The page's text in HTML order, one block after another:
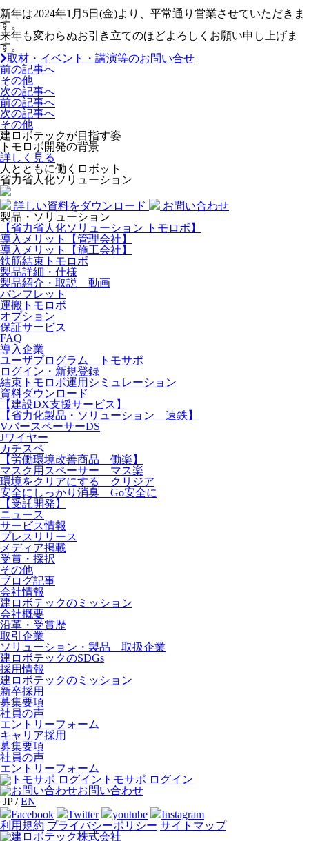
新年は2024年1月5日(金)より、平常通り営業させていただきま
す。
来年も変わらぬお引き立てのほどよろしくお願い申し上げま
す。
取材・イベント・講演等のお問い合せ
前の記事へ
その他
次の記事へ
前の記事へ
次の記事へ
その他
建ロボテックが目指す姿
トモロボ開発の背景
詳しく見る
人とともに働くロボット
省力省人化ソリューション
詳しい資料をダウンロード
お問い合わせ
製品・ソリューション
【省力省人化ソリューション トモロボ】
導入メリット【管理会社】
導入メリット【施工会社】
鉄筋結束トモロボ
製品詳細・仕様
製品紹介・取説 動画
パンフレット
運搬トモロボ
オプション
保証サービス
FAQ
導入企業
ユーザプログラム トモサポ
ログイン・新規登録
結束トモロボ運用シミュレーション
資料ダウンロード
【建設DX支援サービス】
【省力化製品・ソリューション 速鉄】
VバースペーサーDS
Jワイヤー
カチスペ
【労働環境改善商品 働楽】
マスク用スペーサー マス楽
環境をクリアにする クリジア
安全にしっかり消臭 Go安全に
【受託開発】
ニュース
サービス情報
プレスリリース
メディア掲載
受賞・採択
その他
ブログ記事
会社情報
建ロボテックのミッション
会社概要
沿革・受賞歴
取引企業
ソリューション・製品 取扱企業
建ロボテックのSDGs
採用情報
建ロボテックのミッション
新卒採用
募集要項
社員の声
エントリーフォーム
キャリア採用
募集要項
社員の声
エントリーフォーム
トモサポ ログイン
お問い合わせ
JP/EN
Facebook
Twitter youtube
Instagram
利用規約 プライバシーポリシー サイトマップ